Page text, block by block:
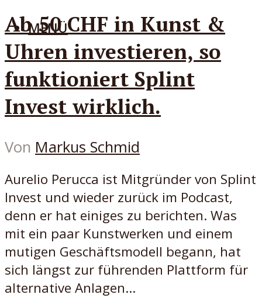
MENÜ
Ab 50 CHF in Kunst &
Uhren investieren, so
funktioniert Splint
Invest wirklich.
Von Markus Schmid
Aurelio Perucca ist Mitgründer von Splint
Invest und wieder zurück im Podcast,
denn er hat einiges zu berichten. Was
mit ein paar Kunstwerken und einem
mutigen Geschäftsmodell begann, hat
sich längst zur führenden Plattform für
alternative Anlagen...